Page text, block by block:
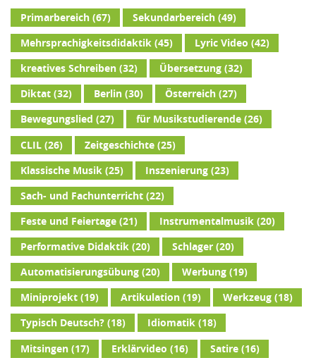
Primarbereich(67) Sekundarbereich(49)
Mehrsprachigkeitsdidaktik(45) Lyric Video (42)
kreatives Schreiben(32) Übersetzung(32)
Diktat(32) Berlin(30) Österreich(27)
Bewegungslied (27) für Musikstudierende(26)
CLIL(26) Zeitgeschichte(25)
Klassische Musik(25) Inszenierung(23)
Sach- und Fachunterricht(22)
Feste und Feiertage(21) Instrumentalmusik(20)
Performative Didaktik(20) Schlager(20)
Automatisierungsübung(20) Werbung(19)
Miniprojekt(19) Artikulation(19) Werkzeug(18)
Typisch Deutsch?(18) Idiomatik(18)
Mitsingen(17) Erklärvideo (16) Satire(16)